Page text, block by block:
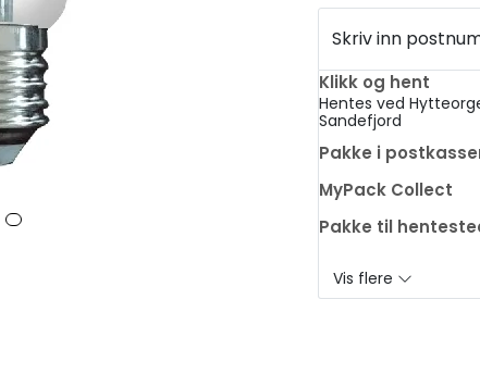
Skriv inn
Klikk og hent
Hentes ved
Sandefjord
Pakke i
MyPack Collect
Pakke til
Vis flere